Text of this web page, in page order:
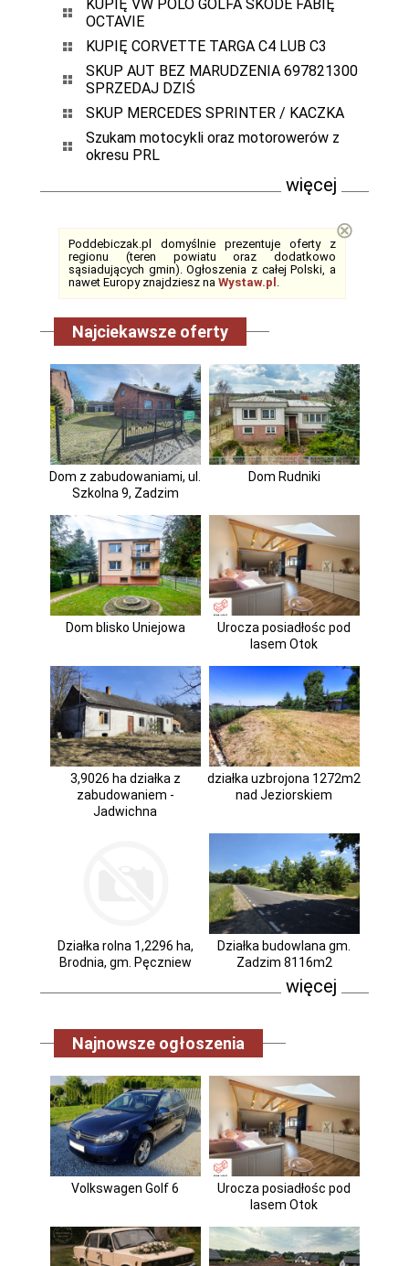
KUPIĘ VW POLO GOLFA SKODE FABIĘ
OCTAVIE
KUPIĘ CORVETTE TARGA C4 LUB C3
SKUP AUT BEZ MARUDZENIA 697821300
SPRZEDAJ DZIŚ
SKUP MERCEDES SPRINTER / KACZKA
Szukam motocykli oraz motorowerów z
okresu PRL
więcej
Poddebiczak.pl domyślnie prezentuje oferty z
regionu (teren powiatu oraz dodatkowo
sąsiadujących gmin). Ogłoszenia z całej Polski, a
nawet Europy znajdziesz na Wystaw.pl .
⊗
Najciekawsze oferty
Dom z zabudowaniami, ul.
Szkolna 9, Zadzim
Dom Rudniki
Dom blisko Uniejowa
Urocza posiadłośc pod
lasem Otok
3,9026 ha działka z
zabudowaniem -
Jadwichna
działka uzbrojona 1272m2
nad Jeziorskiem
Działka rolna 1,2296 ha,
Brodnia, gm. Pęczniew
Działka budowlana gm.
Zadzim 8116m2
więcej
Najnowsze ogłoszenia
Volkswagen Golf 6
Urocza posiadłośc pod
lasem Otok